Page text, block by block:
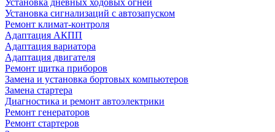
Установка дневных ходовых огней
Установка сигнализаций с автозапуском
Ремонт климат-контроля
Адаптация АКПП
Адаптация вариатора
Адаптация двигателя
Ремонт щитка приборов
Замена и установка бортовых компьютеров
Замена стартера
Диагностика и ремонт автоэлектрики
Ремонт генераторов
Ремонт стартеров